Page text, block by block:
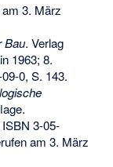
3. März
Bau. Verlag
1963; 8.
0, S. 143.
ISBN 3-05-
am 3. März